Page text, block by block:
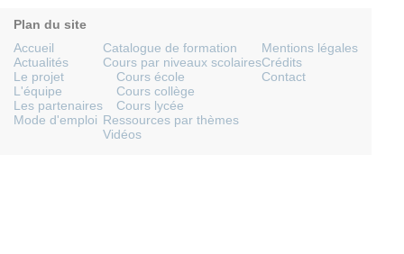
Plan du site
Accueil
Actualités
Le projet
L'équipe
Les partenaires
Mode d'emploi
Catalogue de formation
Cours par niveaux scolaires
Cours école
Cours collège
Cours lycée
Ressources par thèmes
Vidéos
Mentions légales
Crédits
Contact